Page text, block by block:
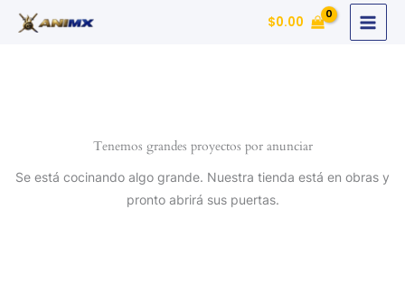
$0.00
Tenemos grandes proyectos por anunciar
Se está cocinando algo grande. Nuestra tienda está en obras y
pronto abrirá sus puertas.